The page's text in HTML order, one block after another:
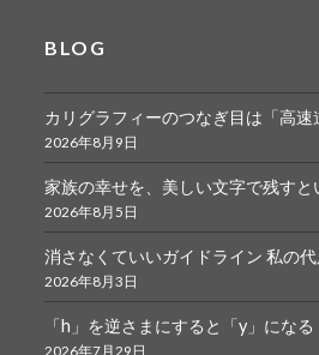
BLOG
カリグラフィーのつなぎ目は「高速
2026年8月9日
家族の幸せを、美しい文字で残すと
2026年8月5日
消さなくていいガイドライン 私の
2026年8月3日
「h」を逆さまにすると「y」になる
2026年7月29日